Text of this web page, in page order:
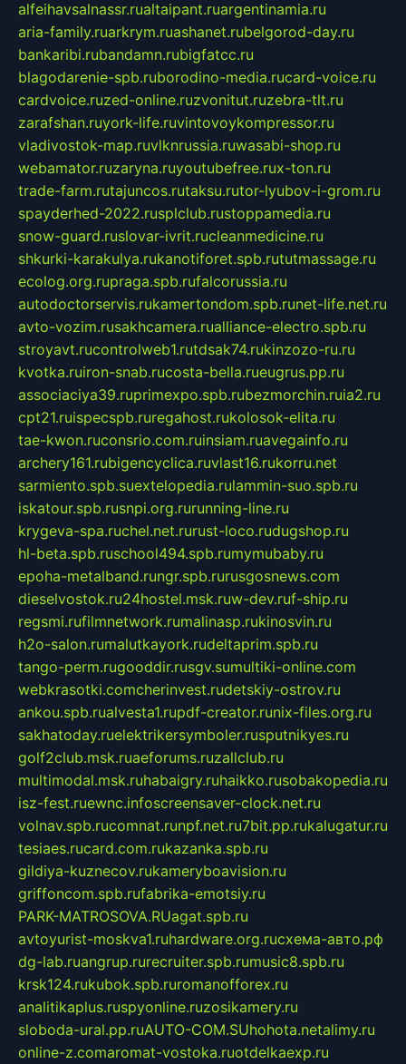
alfeihavsalnassr.rualtaipant.ruargentinamia.ru
aria-family.ruarkrym.ruashanet.rubelgorod-day.ru
bankaribi.rubandamn.rubigfatcc.ru
blagodarenie-spb.ruborodino-media.rucard-voice.ru
cardvoice.ruzed-online.ruzvonitut.ruzebra-tlt.ru
zarafshan.ruyork-life.ruvintovoykompressor.ru
vladivostok-map.ruvlknrussia.ruwasabi-shop.ru
webamator.ruzaryna.ruyoutubefree.rux-ton.ru
trade-farm.rutajuncos.rutaksu.rutor-lyubov-i-grom.ru
spayderhed-2022.rusplclub.rustoppamedia.ru
snow-guard.ruslovar-ivrit.rucleanmedicine.ru
shkurki-karakulya.rukanotiforet.spb.rututmassage.ru
ecolog.org.rupraga.spb.rufalcorussia.ru
autodoctorservis.rukamertondom.spb.runet-life.net.ru
avto-vozim.rusakhcamera.rualliance-electro.spb.ru
stroyavt.rucontrolweb1.rutdsak74.rukinzozo-ru.ru
kvotka.ruiron-snab.rucosta-bella.rueugrus.pp.ru
associaciya39.ruprimexpo.spb.rubezmorchin.ruia2.ru
cpt21.ruispecspb.ruregahost.rukolosok-elita.ru
tae-kwon.ruconsrio.com.ruinsiam.ruavegainfo.ru
archery161.rubigencyclica.ruvlast16.rukorru.net
sarmiento.spb.suextelopedia.rulammin-suo.spb.ru
iskatour.spb.rusnpi.org.rurunning-line.ru
krygeva-spa.ruchel.net.rurust-loco.rudugshop.ru
hl-beta.spb.ruschool494.spb.rumymubaby.ru
epoha-metalband.rungr.spb.rurusgosnews.com
dieselvostok.ru24hostel.msk.ruw-dev.ruf-ship.ru
regsmi.rufilmnetwork.rumalinasp.rukinosvin.ru
h2o-salon.rumalutkayork.rudeltaprim.spb.ru
tango-perm.rugooddir.rusgv.sumultiki-online.com
webkrasotki.comcherinvest.rudetskiy-ostrov.ru
ankou.spb.rualvesta1.rupdf-creator.runix-files.org.ru
sakhatoday.ruelektrikersymboler.rusputnikyes.ru
golf2club.msk.ruaeforums.ruzallclub.ru
multimodal.msk.ruhabaigry.ruhaikko.rusobakopedia.ru
isz-fest.ruewnc.infoscreensaver-clock.net.ru
volnav.spb.rucomnat.runpf.net.ru7bit.pp.rukalugatur.ru
tesiaes.rucard.com.rukazanka.spb.ru
gildiya-kuznecov.rukameryboavision.ru
griffoncom.spb.rufabrika-emotsiy.ru
PARK-MATROSOVA.RUagat.spb.ru
avtoyurist-moskva1.ruhardware.org.ruсхема-авто.рф
dg-lab.ruangrup.rurecruiter.spb.rumusic8.spb.ru
krsk124.rukubok.spb.ruromanofforex.ru
analitikaplus.ruspyonline.ruzosikamery.ru
sloboda-ural.pp.ruAUTO-COM.SUhohota.netalimy.ru
online-z.comaromat-vostoka.ruotdelkaexp.ru